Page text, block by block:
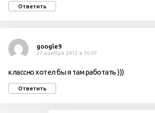
Ответить
google9
27 ноября 2012 в 10:07
классно хотел бы я там работать )))
Ответить